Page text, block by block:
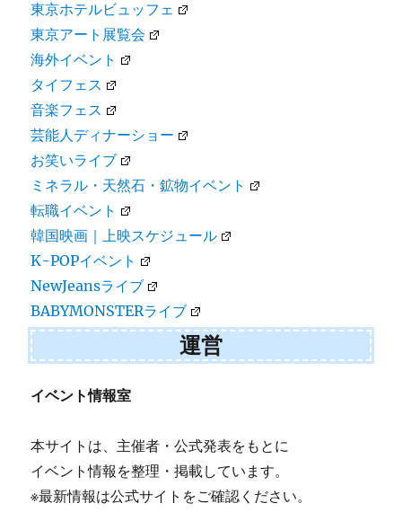
東京ホテルビュッフェ
東京アート展覧会
海外イベント
タイフェス
音楽フェス
芸能人ディナーショー
お笑いライブ
ミネラル・天然石・鉱物イベント
転職イベント
韓国映画｜上映スケジュール
K-POPイベント
NewJeansライブ
BABYMONSTERライブ
運営
イベント情報室
本サイトは、主催者・公式発表をもとに
イベント情報を整理・掲載しています。
※最新情報は公式サイトをご確認ください。